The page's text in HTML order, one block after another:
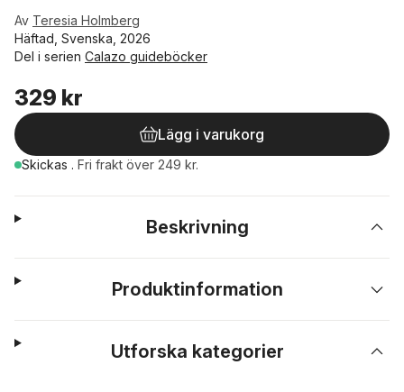
Av Teresia Holmberg
Häftad, Svenska, 2026
Del i serien Calazo guideböcker
329 kr
Lägg i varukorg
Skickas . Fri frakt över 249 kr.
Beskrivning
Produktinformation
Utforska kategorier